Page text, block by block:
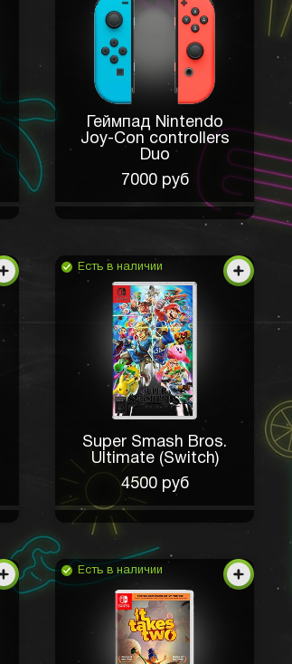
Геймпад Nintendo
Joy-Con controllers
Duo
7000 руб
Есть в наличии
Super Smash Bros.
Ultimate (Switch)
4500 руб
Есть в наличии